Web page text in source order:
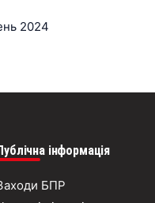
2024
інформація
БПР